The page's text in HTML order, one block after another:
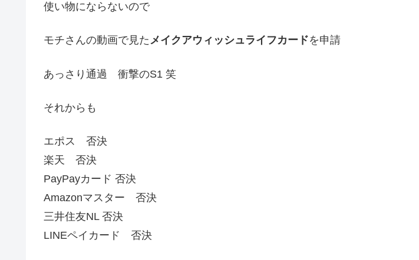
使い物にならないので
モチさんの動画で見たメイクアウィッシュライフカードを申請
あっさり通過 衝撃のS1 笑
それからも
エポス 否決
楽天 否決
PayPayカード 否決
Amazonマスター 否決
三井住友NL 否決
LINEペイカード 否決